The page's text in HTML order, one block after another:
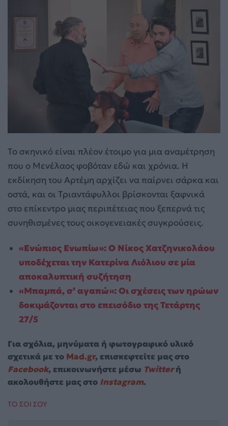
Το σκηνικό είναι πλέον έτοιμο για μια αναμέτρηση
που ο Μενέλαος φοβόταν εδώ και χρόνια. Η
εκδίκηση του Αρτέμη αρχίζει να παίρνει σάρκα και
οστά, και οι Τριαντάφυλλοι βρίσκονται ξαφνικά
στο επίκεντρο μιας περιπέτειας που ξεπερνά τις
συνηθισμένες τους οικογενειακές συγκρούσεις.
«Ενώπιος Ενωπίω»: Ο Νίκος Χατζηνικολάου
υποδέχεται την Κατερίνα Λιόλιου σε μία
αποκαλυπτική συζήτηση
«Μπαμπά, σ’ αγαπώ»: Οι σχέσεις των ηρώων
δοκιμάζονται στο επεισόδιο της Τετάρτης
27/5
Για σχόλια, μηνύματα ή φωτογραφικό υλικό
σχετικά με το Mad.gr, επισκεφτείτε μας στο
Facebook, επικοινωνήστε μέσω Twitterή
ακολουθήστε μας στο Instagram.
ΤΟ ΣΟΙ ΣΟΥ